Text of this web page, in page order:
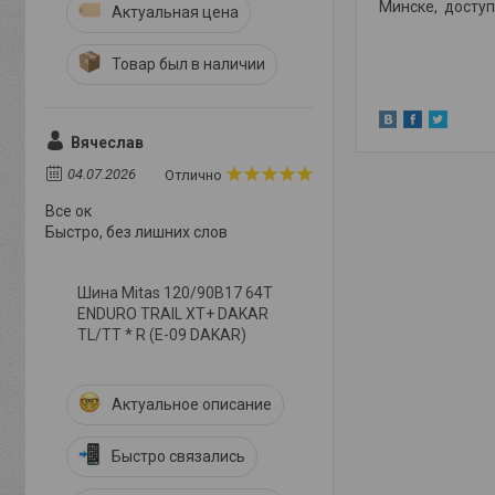
Минске,
Актуальная цена
Товар был в наличии
Вячеслав
04.07.2026 Отлично
Все ок
Быстро, без лишних слов
Шина Mitas 120/90B17 64T
ENDURO TRAIL XT+ DAKAR
TL/TT * R (E-09 DAKAR)
Актуальное описание
Быстро связались